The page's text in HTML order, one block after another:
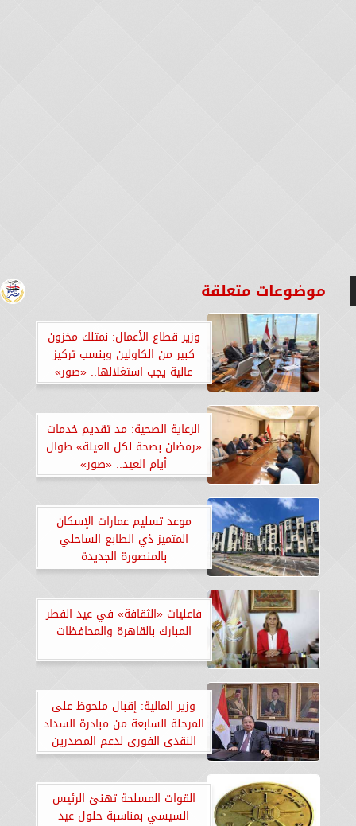
موضوعات متعلقة
وزير قطاع الأعمال: نمتلك مخزون
كبير من الكاولين وبنسب تركيز
عالية يجب استغلالها.. «صور»
الرعاية الصحية: مد تقديم خدمات
«رمضان بصحة لكل العيلة» طوال
أيام العيد.. «صور»
موعد تسليم عمارات الإسكان
المتميز ذي الطابع الساحلي
بالمنصورة الجديدة
فاعليات «الثقافة» في عيد الفطر
المبارك بالقاهرة والمحافظات
وزير المالية: إقبال ملحوظ على
المرحلة السابعة من مبادرة السداد
النقدى الفورى لدعم المصدرين
القوات المسلحة تهنئ الرئيس
السيسي بمناسبة حلول عيد